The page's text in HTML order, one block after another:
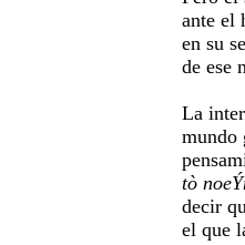
ante el
en su
de ese
La
mundo
tò
decir
el que